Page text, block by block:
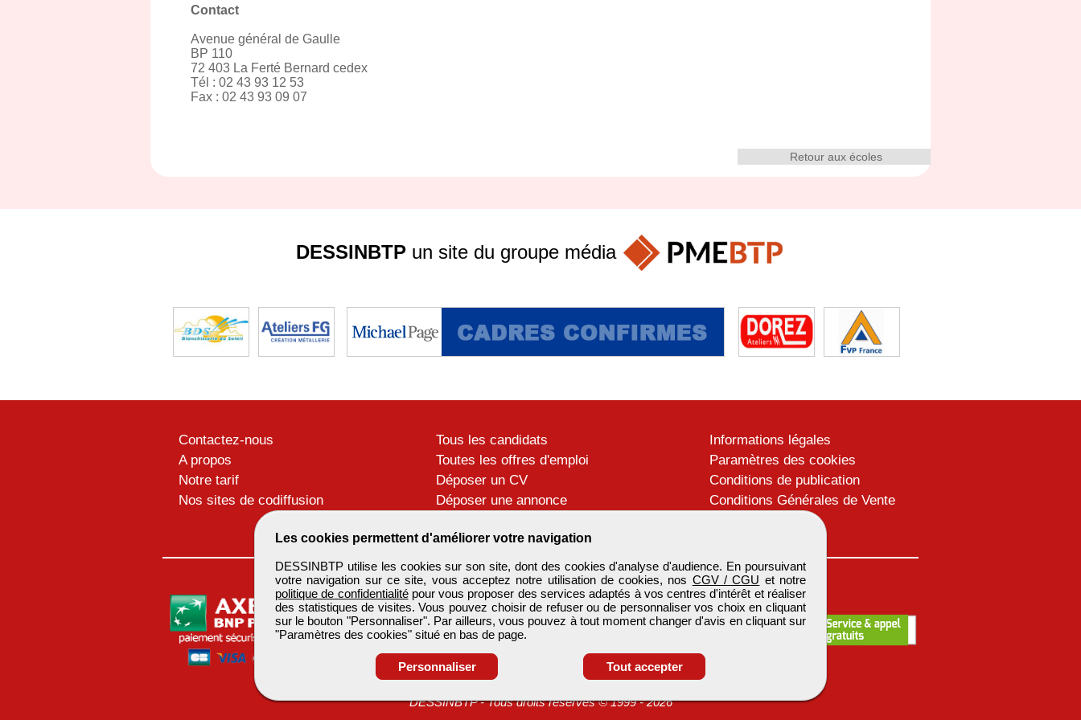
Contact
Avenue général de Gaulle
BP 110
72 403 La Ferté Bernard cedex
Tél : 02 43 93 12 53
Fax : 02 43 93 09 07
Retour aux écoles
Les cookies permettent d'améliorer votre navigation
DESSINBTP utilise les cookies sur son site, dont des cookies d'analyse d'audience. En poursuivant
votre navigation sur ce site, vous acceptez notre utilisation de cookies, nos CGV / CGU et notre
politique de confidentialitépour vous proposer des services adaptés à vos centres d'intérêt et réaliser
des statistiques de visites. Vous pouvez choisir de refuser ou de personnaliser vos choix en cliquant
sur le bouton "Personnaliser". Par ailleurs, vous pouvez à tout moment changer d'avis en cliquant sur
"Paramètres des cookies" situé en bas de page.
Personnaliser Tout accepter
DESSINBTP un site du groupe média
Contactez-nous
A propos
Notre tarif
Nos sites de codiffusion
Tous les candidats
Toutes les offres d'emploi
Déposer un CV
Déposer une annonce
Informations légales
Paramètres des cookies
Conditions de publication
Conditions Générales de Vente
DESSINBTP -Tous droits réservés © 1999 - 2026